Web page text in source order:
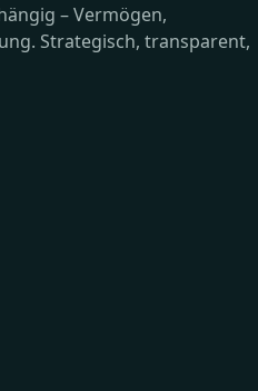
– Vermögen,
Strategisch, transparent,